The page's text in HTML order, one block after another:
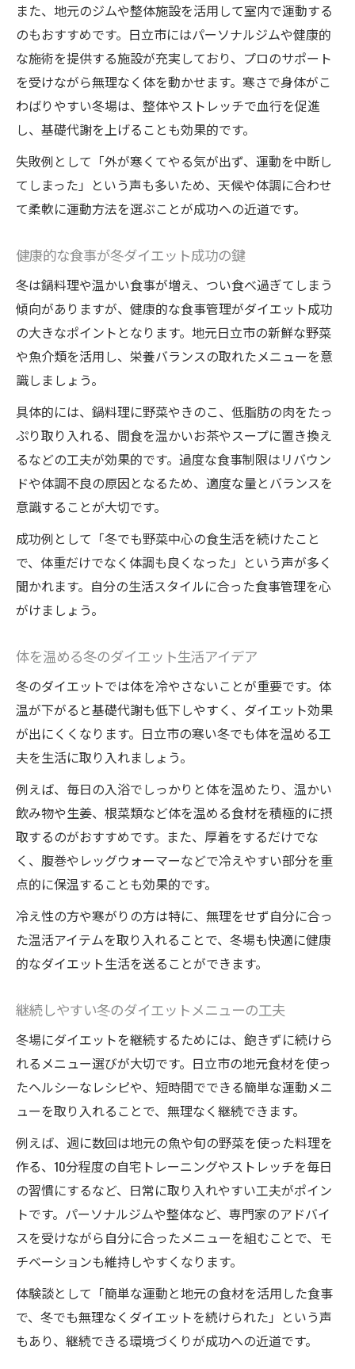
また、地元のジムや整体施設を活用して室内で運動する
のもおすすめです。日立市にはパーソナルジムや健康的
な施術を提供する施設が充実しており、プロのサポート
を受けながら無理なく体を動かせます。寒さで身体がこ
わばりやすい冬場は、整体やストレッチで血行を促進
し、基礎代謝を上げることも効果的です。
失敗例として「外が寒くてやる気が出ず、運動を中断し
てしまった」という声も多いため、天候や体調に合わせ
て柔軟に運動方法を選ぶことが成功への近道です。
健康的な食事が冬ダイエット成功の鍵
冬は鍋料理や温かい食事が増え、つい食べ過ぎてしまう
傾向がありますが、健康的な食事管理がダイエット成功
の大きなポイントとなります。地元日立市の新鮮な野菜
や魚介類を活用し、栄養バランスの取れたメニューを意
識しましょう。
具体的には、鍋料理に野菜やきのこ、低脂肪の肉をたっ
ぷり取り入れる、間食を温かいお茶やスープに置き換え
るなどの工夫が効果的です。過度な食事制限はリバウン
ドや体調不良の原因となるため、適度な量とバランスを
意識することが大切です。
成功例として「冬でも野菜中心の食生活を続けたこと
で、体重だけでなく体調も良くなった」という声が多く
聞かれます。自分の生活スタイルに合った食事管理を心
がけましょう。
体を温める冬のダイエット生活アイデア
冬のダイエットでは体を冷やさないことが重要です。体
温が下がると基礎代謝も低下しやすく、ダイエット効果
が出にくくなります。日立市の寒い冬でも体を温める工
夫を生活に取り入れましょう。
例えば、毎日の入浴でしっかりと体を温めたり、温かい
飲み物や生姜、根菜類など体を温める食材を積極的に摂
取するのがおすすめです。また、厚着をするだけでな
く、腹巻やレッグウォーマーなどで冷えやすい部分を重
点的に保温することも効果的です。
冷え性の方や寒がりの方は特に、無理をせず自分に合っ
た温活アイテムを取り入れることで、冬場も快適に健康
的なダイエット生活を送ることができます。
継続しやすい冬のダイエットメニューの工夫
冬場にダイエットを継続するためには、飽きずに続けら
れるメニュー選びが大切です。日立市の地元食材を使っ
たヘルシーなレシピや、短時間でできる簡単な運動メニ
ューを取り入れることで、無理なく継続できます。
例えば、週に数回は地元の魚や旬の野菜を使った料理を
作る、10分程度の自宅トレーニングやストレッチを毎日
の習慣にするなど、日常に取り入れやすい工夫がポイン
トです。パーソナルジムや整体など、専門家のアドバイ
スを受けながら自分に合ったメニューを組むことで、モ
チベーションも維持しやすくなります。
体験談として「簡単な運動と地元の食材を活用した食事
で、冬でも無理なくダイエットを続けられた」という声
もあり、継続できる環境づくりが成功への近道です。